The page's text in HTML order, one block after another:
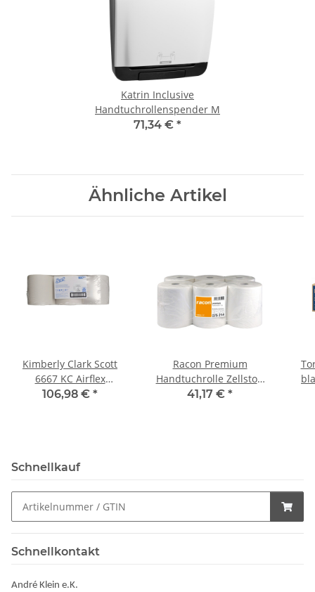
Katrin Inclusive
Handtuchrollenspender M
71,34 € *
Ähnliche Artikel
Kimberly Clark Scott
6667 KC Airflex
Handtuchrollen 1-lagig
106,98 € *
Racon Premium
Handtuchrolle Zellstoff
weiß 2lagig 21cm x
41,17 € *
Schnellkauf
Schnellkontakt
André Klein e.K.